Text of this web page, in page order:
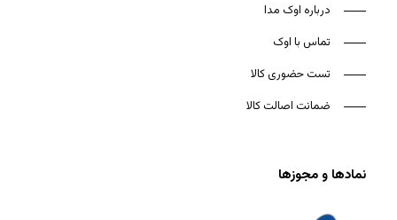
درباره اوک مدا
تماس با اوک
تست حضوری کالا
ضمانت اصالت کالا
نمادها و مجوزها